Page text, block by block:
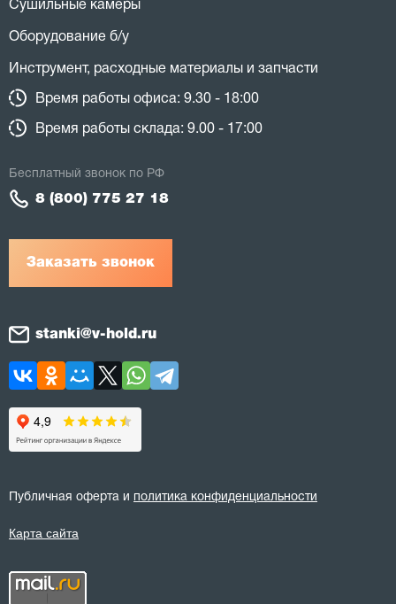
Сушильные камеры
Оборудование б/у
Инструмент, расходные материалы и запчасти
Время работы офиса: 9.30 - 18:00
Время работы склада: 9.00 - 17:00
Заказать звонок
Бесплатный звонок по РФ
8 (800) 775 27 18
stanki@v-hold.ru
Публичная оферта и политика конфиденциальности
Карта сайта